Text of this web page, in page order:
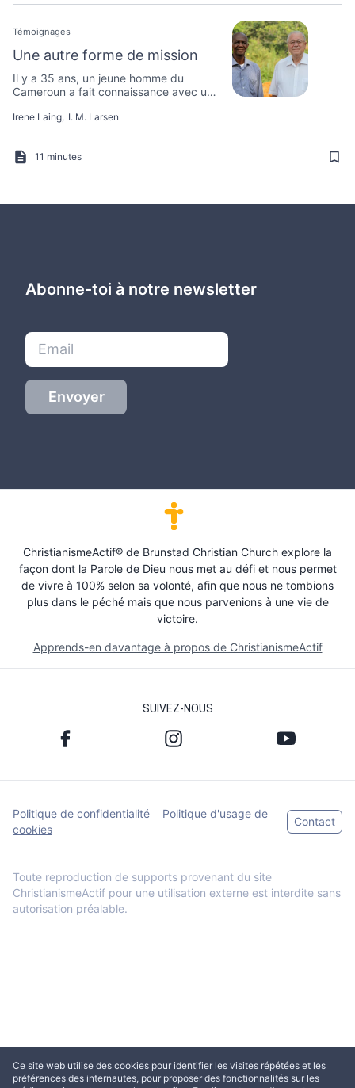
Ce site web utilise des cookies pour identifier les visites répétées et les
préférences des internautes, pour proposer des fonctionnalités sur les
Témoignages
Une autre forme de mission
Il y a 35 ans, un jeune homme du
Cameroun a fait connaissance avec un
évangile différent de ce qu’il avait
Irene Laing I. M. Larsen
11 minutes
Abonne-toi à notre newsletter
Envoyer
ChristianismeActif® de Brunstad Christian Church explore la
façon dont la Parole de Dieu nous met au défi et nous permet
de vivre à 100% selon sa volonté, afin que nous ne tombions
plus dans le péché mais que nous parvenions à une vie de
victoire.
Apprends-en davantage à propos de ChristianismeActif
SUIVEZ-NOUS
Toute reproduction de supports provenant du site
ChristianismeActif pour une utilisation externe est interdite sans
autorisation préalable.
Politique de confidentialité
Politique d'usage de
cookies
Contact